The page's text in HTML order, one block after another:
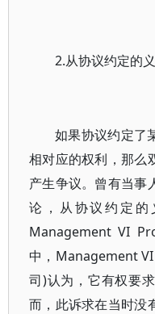
2.从协议约定的
如果协议约定了
相对应的权利，那么
产生争议。曾有当事
论，从协议约定
Management VI
中，Management
司)认为，它有权要
而，此诉求在当时没